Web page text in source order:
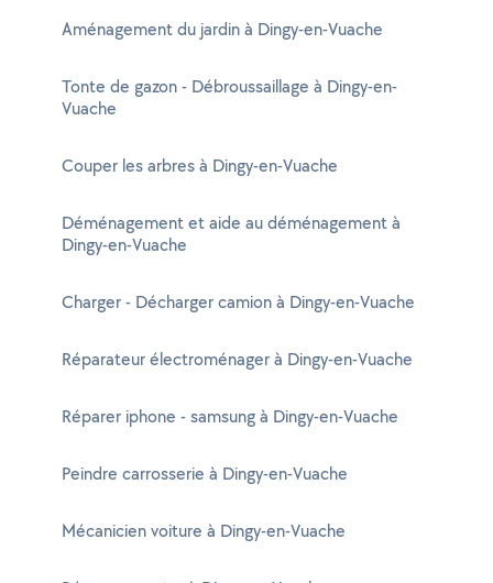
Aménagement du jardin à Dingy-en-Vuache
Tonte de gazon - Débroussaillage à Dingy-en-
Vuache
Couper les arbres à Dingy-en-Vuache
Déménagement et aide au déménagement à
Dingy-en-Vuache
Charger - Décharger camion à Dingy-en-Vuache
Réparateur électroménager à Dingy-en-Vuache
Réparer iphone - samsung à Dingy-en-Vuache
Peindre carrosserie à Dingy-en-Vuache
Mécanicien voiture à Dingy-en-Vuache